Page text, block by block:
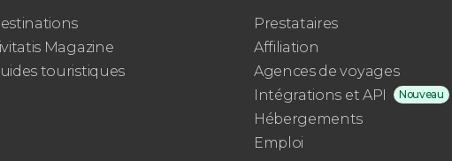
Magazine
touristiques
Prestataires
Affiliation
Agences de voyages
Intégrations et API
Nouveau
Hébergements
Emploi